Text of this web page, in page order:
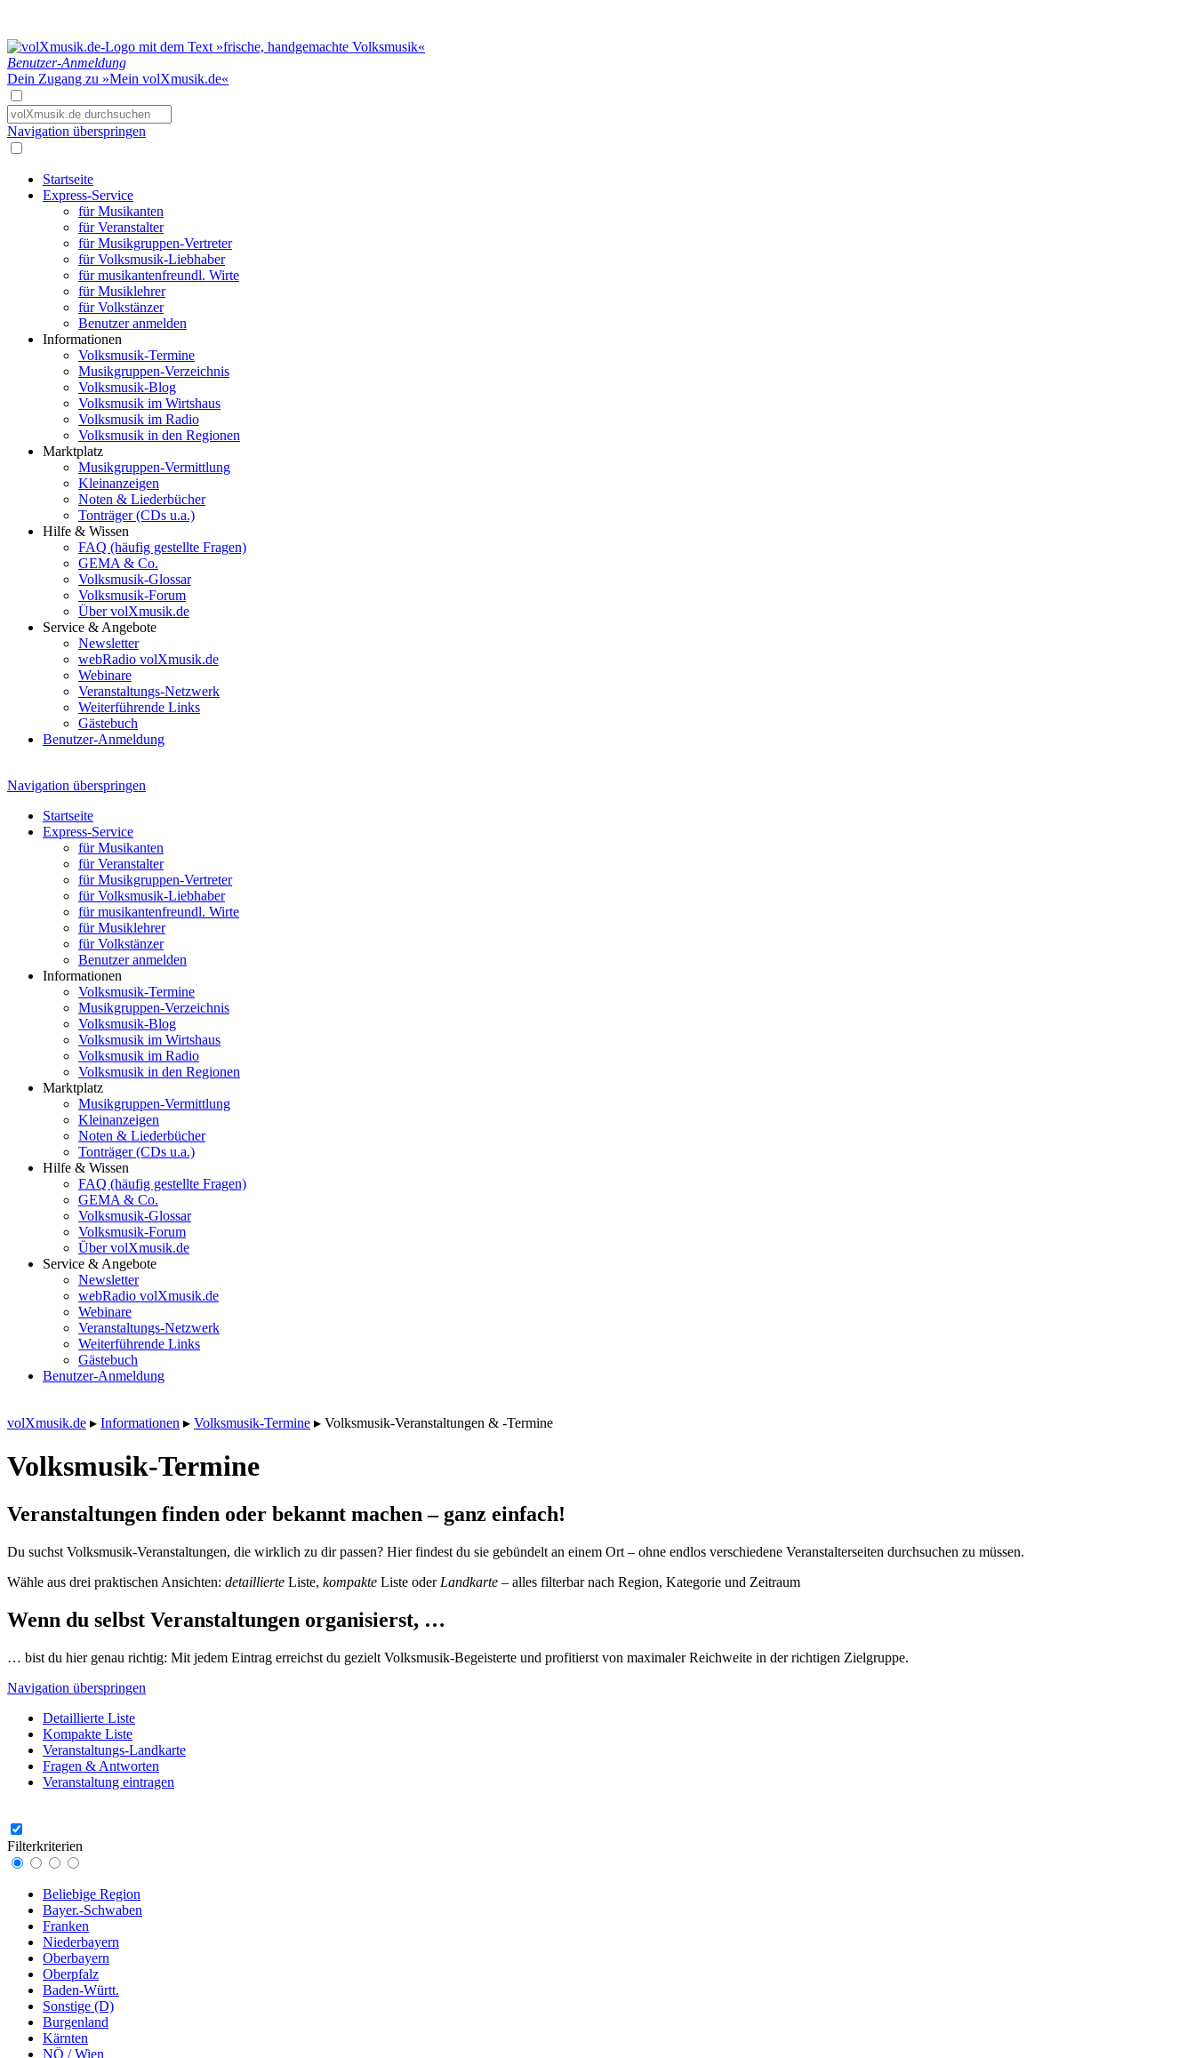
Benutzer-Anmeldung
Dein Zugang zu »Mein volXmusik.de«
Navigation überspringen
Startseite
Express-Service
für Musikanten
für Veranstalter
für Musikgruppen-Vertreter
für Volksmusik-Liebhaber
für musikantenfreundl. Wirte
für Musiklehrer
für Volkstänzer
Benutzer anmelden
Informationen
Volksmusik-Termine
Musikgruppen-Verzeichnis
Volksmusik-Blog
Volksmusik im Wirtshaus
Volksmusik im Radio
Volksmusik in den Regionen
Marktplatz
Musikgruppen-Vermittlung
Kleinanzeigen
Noten & Liederbücher
Tonträger (CDs u.a.)
Hilfe & Wissen
FAQ (häufig gestellte Fragen)
GEMA & Co.
Volksmusik-Glossar
Volksmusik-Forum
Über volXmusik.de
Service & Angebote
Newsletter
webRadio volXmusik.de
Webinare
Veranstaltungs-Netzwerk
Weiterführende Links
Gästebuch
Benutzer-Anmeldung
Navigation überspringen
Startseite
Express-Service
für Musikanten
für Veranstalter
für Musikgruppen-Vertreter
für Volksmusik-Liebhaber
für musikantenfreundl. Wirte
für Musiklehrer
für Volkstänzer
Benutzer anmelden
Informationen
Volksmusik-Termine
Musikgruppen-Verzeichnis
Volksmusik-Blog
Volksmusik im Wirtshaus
Volksmusik im Radio
Volksmusik in den Regionen
Marktplatz
Musikgruppen-Vermittlung
Kleinanzeigen
Noten & Liederbücher
Tonträger (CDs u.a.)
Hilfe & Wissen
FAQ (häufig gestellte Fragen)
GEMA & Co.
Volksmusik-Glossar
Volksmusik-Forum
Über volXmusik.de
Service & Angebote
Newsletter
webRadio volXmusik.de
Webinare
Veranstaltungs-Netzwerk
Weiterführende Links
Gästebuch
Benutzer-Anmeldung
volXmusik.de ▸ Informationen ▸ Volksmusik-Termine ▸ Volksmusik-Veranstaltungen & -Termine
Volksmusik-Termine
Veranstaltungen finden oder bekannt machen – ganz einfach!
Du suchst Volksmusik-Veranstaltungen, die wirklich zu dir passen? Hier findest du sie gebündelt an einem Ort – ohne endlos verschiedene Veranstalterseiten durchsuchen zu müssen.
Wähle aus drei praktischen Ansichten: detaillierte Liste, kompakte Liste oder Landkarte – alles filterbar nach Region, Kategorie und Zeitraum
Wenn du selbst Veranstaltungen organisierst, …
… bist du hier genau richtig: Mit jedem Eintrag erreichst du gezielt Volksmusik-Begeisterte und profitierst von maximaler Reichweite in der richtigen Zielgruppe.
Navigation überspringen
Detaillierte Liste
Kompakte Liste
Veranstaltungs-Landkarte
Fragen & Antworten
Veranstaltung eintragen
Filterkriterien
Beliebige Region
Bayer.-Schwaben
Franken
Niederbayern
Oberbayern
Oberpfalz
Baden-Württ.
Sonstige (D)
Burgenland
Kärnten
NÖ / Wien